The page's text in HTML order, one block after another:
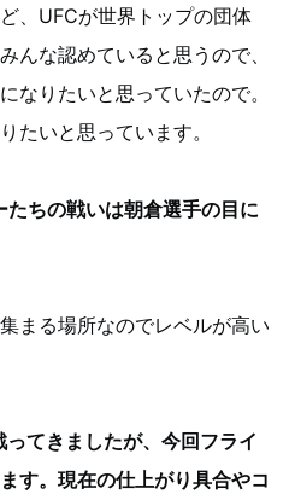
、UFCが世界トップの団体
んな認めていると思うので、
なりたいと思っていたので。
たいと思っています。
ちの戦いは朝倉選手の目に
まる場所なのでレベルが高い
てきましたが、今回フライ
す。現在の仕上がり具合やコ